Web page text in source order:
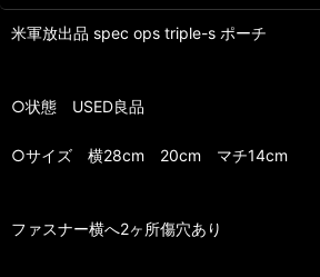
米軍放出品 spec ops triple-s ポーチ
○状態 USED良品
○サイズ 横28cm 20cm マチ14cm
ファスナー横へ2ヶ所傷穴あり